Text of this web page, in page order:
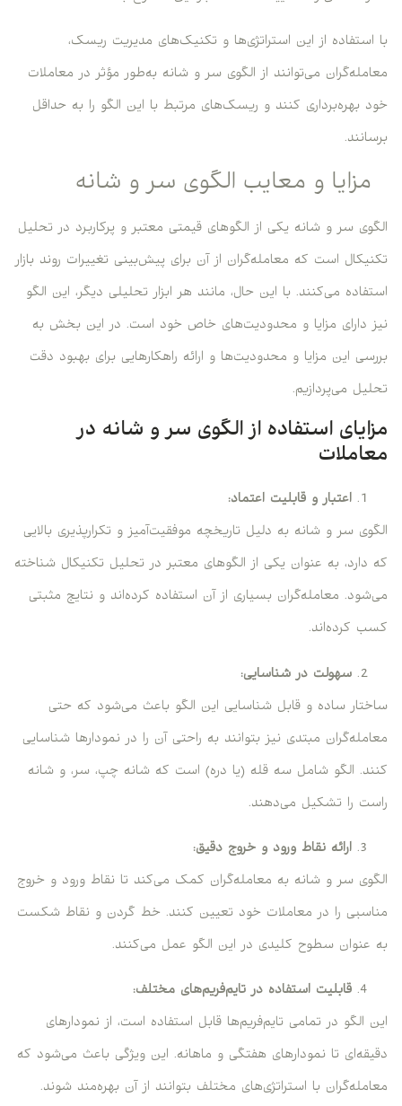
با استفاده از این استراتژی‌ها و تکنیک‌های مدیریت ریسک،
معامله‌گران می‌توانند از الگوی سر و شانه به‌طور مؤثر در معاملات
خود بهره‌برداری کنند و ریسک‌های مرتبط با این الگو را به حداقل
برسانند.
مزایا و معایب الگوی سر و شانه
الگوی سر و شانه یکی از الگوهای قیمتی معتبر و پرکاربرد در تحلیل
تکنیکال است که معامله‌گران از آن برای پیش‌بینی تغییرات روند بازار
استفاده می‌کنند. با این حال، مانند هر ابزار تحلیلی دیگر، این الگو
نیز دارای مزایا و محدودیت‌های خاص خود است. در این بخش به
بررسی این مزایا و محدودیت‌ها و ارائه راهکارهایی برای بهبود دقت
تحلیل می‌پردازیم.
مزایای استفاده از الگوی سر و شانه در
معاملات
اعتبار و قابلیت اعتماد:
الگوی سر و شانه به دلیل تاریخچه موفقیت‌آمیز و تکرارپذیری بالایی
که دارد، به عنوان یکی از الگوهای معتبر در تحلیل تکنیکال شناخته
می‌شود. معامله‌گران بسیاری از آن استفاده کرده‌اند و نتایج مثبتی
کسب کرده‌اند.
سهولت در شناسایی:
ساختار ساده و قابل شناسایی این الگو باعث می‌شود که حتی
معامله‌گران مبتدی نیز بتوانند به راحتی آن را در نمودارها شناسایی
کنند. الگو شامل سه قله (یا دره) است که شانه چپ، سر، و شانه
راست را تشکیل می‌دهند.
ارائه نقاط ورود و خروج دقیق:
الگوی سر و شانه به معامله‌گران کمک می‌کند تا نقاط ورود و خروج
مناسبی را در معاملات خود تعیین کنند. خط گردن و نقاط شکست
به عنوان سطوح کلیدی در این الگو عمل می‌کنند.
قابلیت استفاده در تایم‌فریم‌های مختلف:
این الگو در تمامی تایم‌فریم‌ها قابل استفاده است، از نمودارهای
دقیقه‌ای تا نمودارهای هفتگی و ماهانه. این ویژگی باعث می‌شود که
معامله‌گران با استراتژی‌های مختلف بتوانند از آن بهره‌مند شوند.